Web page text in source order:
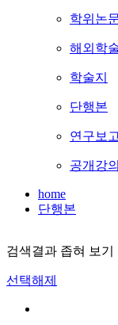
학위논
해외학
학술지
단행본
연구보
공개강의
home
단행본
검색결과 좁혀 보기
선택해제